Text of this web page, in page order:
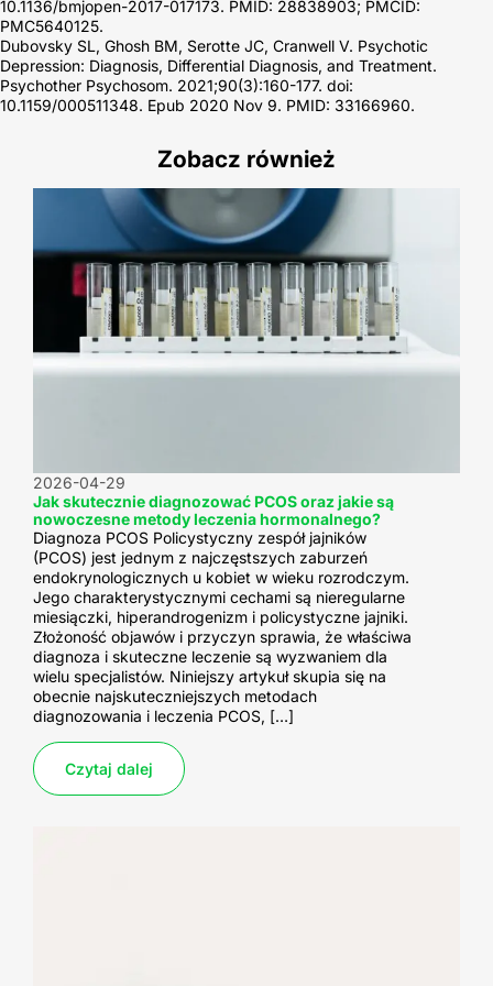
10.1136/bmjopen-2017-017173. PMID: 28838903; PMCID:
PMC5640125.
Dubovsky SL, Ghosh BM, Serotte JC, Cranwell V. Psychotic
Depression: Diagnosis, Differential Diagnosis, and Treatment.
Psychother Psychosom. 2021;90(3):160-177. doi:
10.1159/000511348. Epub 2020 Nov 9. PMID: 33166960.
Zobacz również
Jak skutecznie diagnozować PCOS oraz jakie są
nowoczesne metody leczenia hormonalnego?
2026-04-29
Diagnoza PCOS Policystyczny zespół jajników
(PCOS) jest jednym z najczęstszych zaburzeń
endokrynologicznych u kobiet w wieku rozrodczym.
Jego charakterystycznymi cechami są nieregularne
miesiączki, hiperandrogenizm i policystyczne jajniki.
Złożoność objawów i przyczyn sprawia, że właściwa
diagnoza i skuteczne leczenie są wyzwaniem dla
wielu specjalistów. Niniejszy artykuł skupia się na
obecnie najskuteczniejszych metodach
diagnozowania i leczenia PCOS, […]
Czytaj dalej